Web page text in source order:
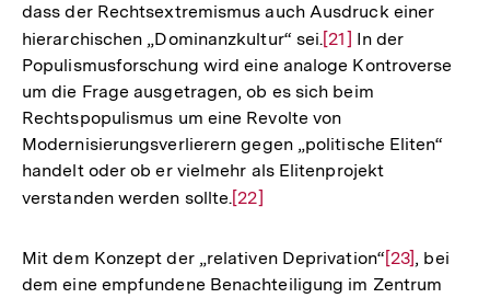
der
dass der Rechtsextremismus auch Ausdruck einer
hierarchischen „Dominanzkultur“ sei.Zur
Auflösung
der
Fußnote
[21] In der
Populismusforschung wird eine analoge Kontroverse
um die Frage ausgetragen, ob es sich beim
Rechtspopulismus um eine Revolte von
Modernisierungsverlierern gegen „politische Eliten“
handelt oder ob er vielmehr als Elitenprojekt
verstanden werden sollte.Zur
der
Fußnote
[22]
Mit dem Konzept der „relativen Deprivation“Zur
Auflösung
[23] , bei
dem eine empfundene Benachteiligung im Zentrum